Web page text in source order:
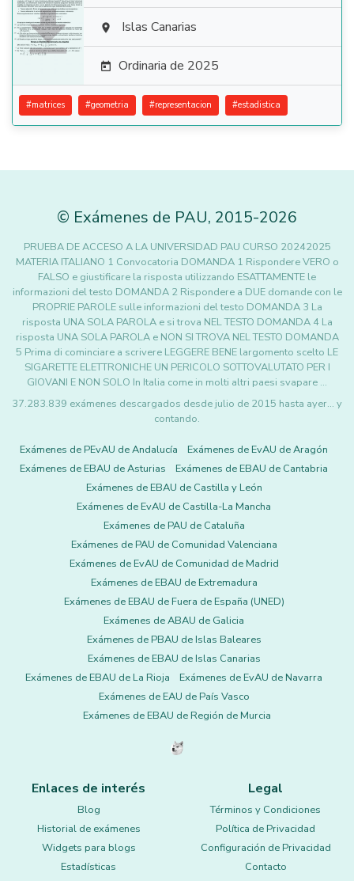
  Islas Canarias
 Ordinaria de 2025
#matrices #geometria #representacion #estadistica
© Exámenes de PAU, 2015-2026
PRUEBA DE ACCESO A LA UNIVERSIDAD PAU CURSO 20242025
MATERIA ITALIANO 1 Convocatoria DOMANDA 1 Rispondere VERO o
FALSO e giustificare la risposta utilizzando ESATTAMENTE le
informazioni del testo DOMANDA 2 Rispondere a DUE domande con le
PROPRIE PAROLE sulle informazioni del testo DOMANDA 3 La
risposta UNA SOLA PAROLA e si trova NEL TESTO DOMANDA 4 La
risposta UNA SOLA PAROLA e NON SI TROVA NEL TESTO DOMANDA
5 Prima di cominciare a scrivere LEGGERE BENE largomento scelto LE
SIGARETTE ELETTRONICHE UN PERICOLO SOTTOVALUTATO PER I
GIOVANI E NON SOLO In Italia come in molti altri paesi svapare …
37.283.839 exámenes descargados desde julio de 2015 hasta ayer... y
contando.
Exámenes de PEvAU de Andalucía
Exámenes de EvAU de Aragón
Exámenes de EBAU de Asturias
Exámenes de EBAU de Cantabria
Exámenes de EBAU de Castilla y León
Exámenes de EvAU de Castilla-La Mancha
Exámenes de PAU de Cataluña
Exámenes de PAU de Comunidad Valenciana
Exámenes de EvAU de Comunidad de Madrid
Exámenes de EBAU de Extremadura
Exámenes de EBAU de Fuera de España (UNED)
Exámenes de ABAU de Galicia
Exámenes de PBAU de Islas Baleares
Exámenes de EBAU de Islas Canarias
Exámenes de EBAU de La Rioja
Exámenes de EvAU de Navarra
Exámenes de EAU de País Vasco
Exámenes de EBAU de Región de Murcia
Enlaces de interés
Blog
Historial de exámenes
Widgets para blogs
Estadísticas
Legal
Términos y Condiciones
Política de Privacidad
Configuración de Privacidad
Contacto